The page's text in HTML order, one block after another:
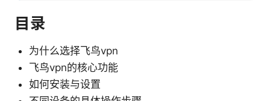
目录
为什么选择飞鸟vpn
飞鸟vpn的核心功能
如何安装与设置